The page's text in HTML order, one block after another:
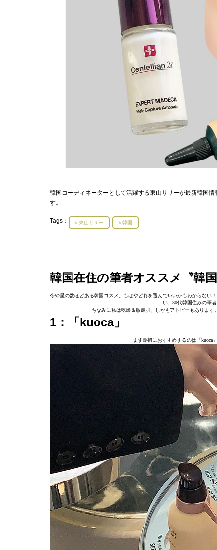
韓国コーディネーターとして活躍する東山サリーが最新韓国
す。
Tags： 東山サリー 韓国
韓国在住の筆者オススメ〝韓
今や星の数ほどある韓国コスメ。もはやどれを選んでいいかもわからない
い、30代韓国住みの筆
ちなみに私は乾燥＆敏感肌、しかもアトピーもあります
1：「kuoca」
まず最初におすすめするのは「kuoca